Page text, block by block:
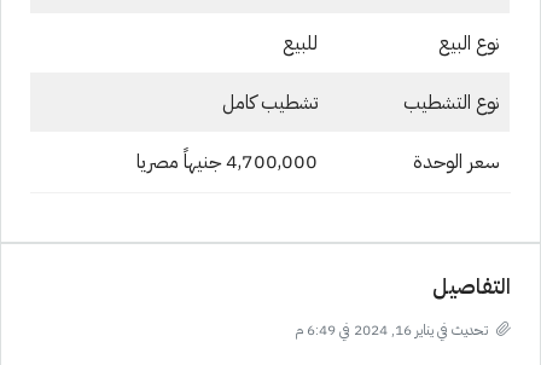
نوع البيع للبيع
نوع التشطيب تشطيب كامل
سعر الوحدة 4,700,000 جنيهاً مصريا
التفاصيل
تحديث في يناير 16, 2024 في 6:49 م